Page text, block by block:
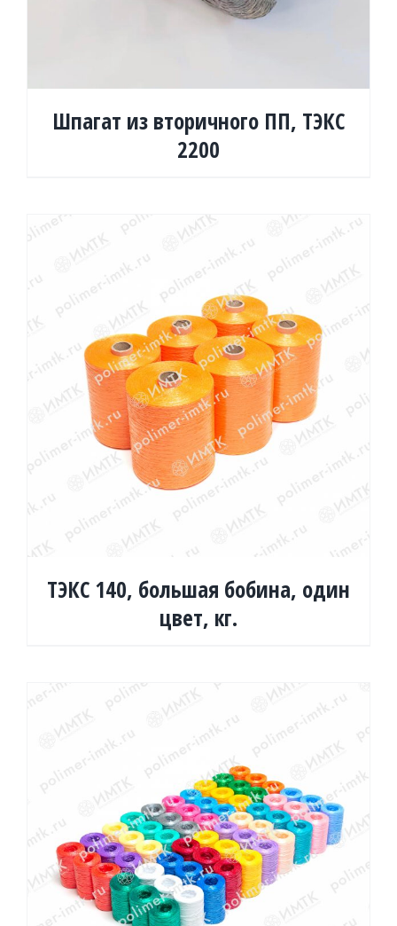
Шпагат из вторичного ПП, ТЭКС
2200
ТЭКС 140, большая бобина, один
цвет, кг.